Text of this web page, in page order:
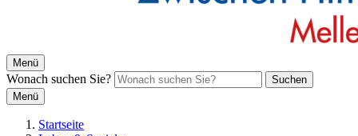
Menü
Wonach suchen Sie?
Suchen
Menü
Startseite